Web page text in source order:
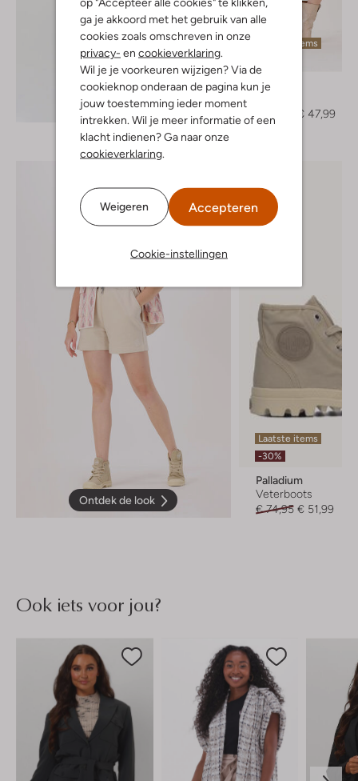
ga je akkoord met het gebruik van alle
cookies zoals omschreven in onze
privacy- en cookieverklaring
Wil je je voorkeuren wijzigen? Via de
cookieknop onderaan de pagina kun je
jouw toestemming ieder moment
intrekken. Wil je meer informatie of een
klacht indienen? Ga naar onze
cookieverklaring
Weigeren Accepteren
Cookie-instellingen
Ontdek de look
Laatste items
Object
€ 47,99
Ontdek de look
Laatste items
-30%
Palladium
Veterboots
€ 74,95 € 51,99
Ook iets voor jou?